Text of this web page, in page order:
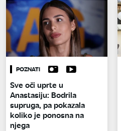
POZNATI
Sve oči uprte u
Anastasiju: Bodrila
supruga, pa pokazala
koliko je ponosna na
njega